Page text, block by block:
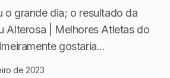
o grande dia; o resultado da
Alterosa | Melhores Atletas do
gostaria...
de 2023